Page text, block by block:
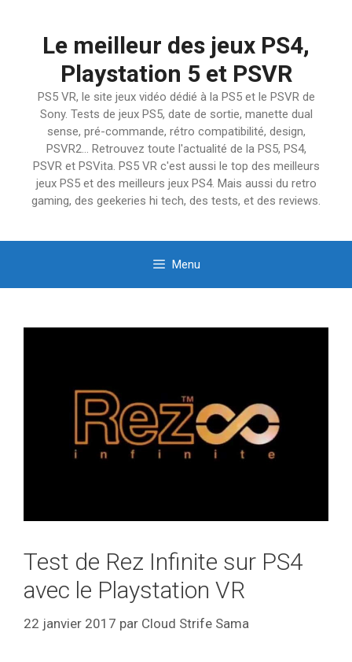
Le meilleur des jeux PS4,
Playstation 5 et PSVR
PS5 VR, le site jeux vidéo dédié à la PS5 et le PSVR de
Sony. Tests de jeux PS5, date de sortie, manette dual
sense, pré-commande, rétro compatibilité, design,
PSVR2… Retrouvez toute l'actualité de la PS5, PS4,
PSVR et PSVita. PS5 VR c'est aussi le top des meilleurs
jeux PS5 et des meilleurs jeux PS4. Mais aussi du retro
gaming, des geekeries hi tech, des tests, et des reviews.
Menu
Test de Rez Infinite sur PS4
avec le Playstation VR
22 janvier 2017 par Cloud Strife Sama